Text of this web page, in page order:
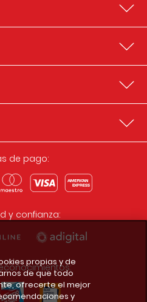
de pago:
y confianza:
propias y de
de que todo
ofrecerte el mejor
y